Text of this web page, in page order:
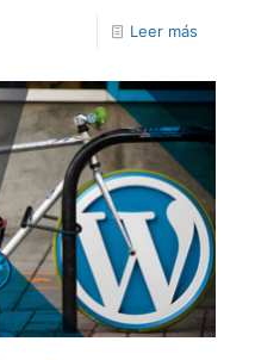
Leer más